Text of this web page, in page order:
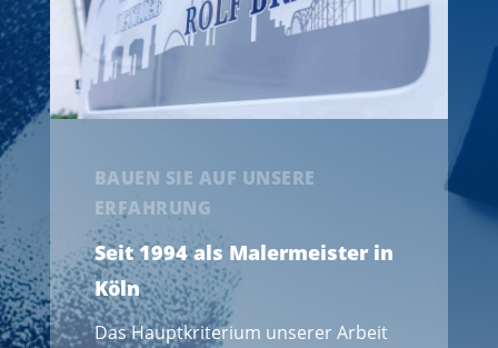
BAUEN SIE AUF UNSERE
ERFAHRUNG
Seit 1994 als Malermeister in
Köln
Das Hauptkriterium unserer Arbeit